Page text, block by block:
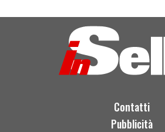
Contatti
Pubblicità